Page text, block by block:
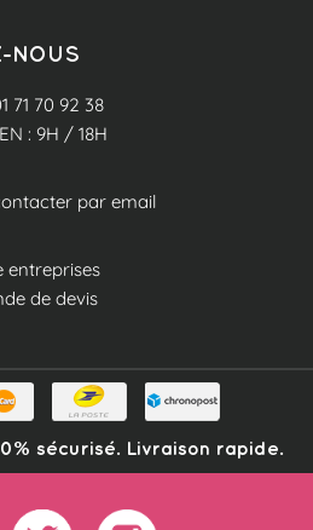
NOUS
71 70 92 38
: 9H / 18H
par email
entreprises
de devis
sécurisé. Livraison rapide.